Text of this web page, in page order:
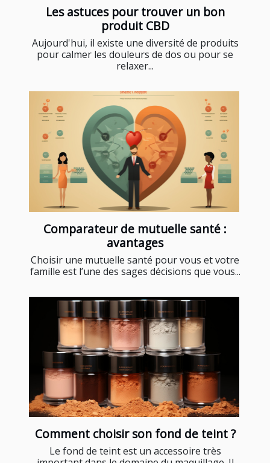
Les astuces pour trouver un bon
produit CBD
Aujourd'hui, il existe une diversité de produits
pour calmer les douleurs de dos ou pour se
relaxer...
Comparateur de mutuelle santé :
avantages
Choisir une mutuelle santé pour vous et votre
famille est l’une des sages décisions que vous...
Comment choisir son fond de teint ?
Le fond de teint est un accessoire très